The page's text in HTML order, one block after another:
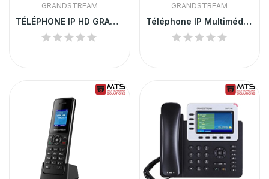
GRANDSTREAM
TÉLÉPHONE IP HD GRANDSTREAM | GXP1628
GRANDSTREAM
Téléphone IP Multimédia Android - GXV3275